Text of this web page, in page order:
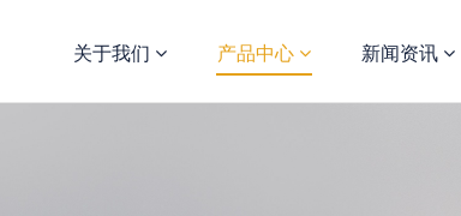
关于我们 产品中心 新闻资讯